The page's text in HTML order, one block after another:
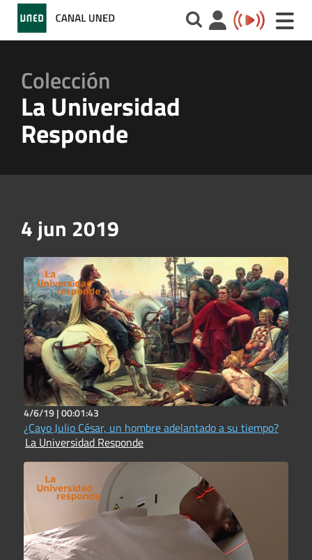
Toggle
Colección
La Universidad
Responde
4 jun 2019
4/6/19 |00:01:43
¿Cayo Julio César, un hombre adelantado a su tiempo?
La Universidad Responde